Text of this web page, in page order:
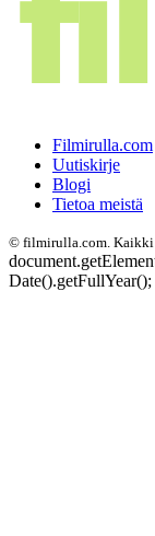
Filmirulla.com
Uutiskirje
Blogi
Tietoa meistä
© filmirulla.com. Kaikki
Date().getFullYear();